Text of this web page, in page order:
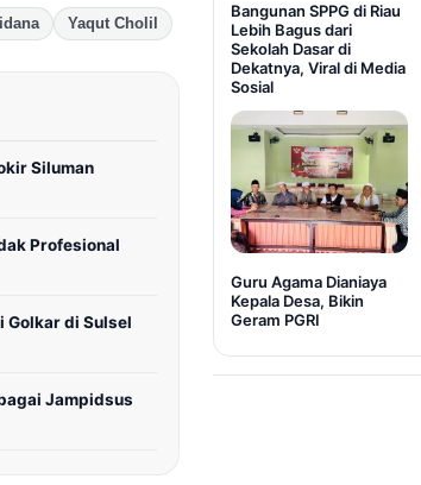
Yaqut Cholil
Siluman
Profesional
Golkar di Sulsel
Jampidsus
Bangunan SPPG di Riau
Lebih Bagus dari
Sekolah Dasar di
Dekatnya, Viral di Media
Sosial
Guru Agama Dianiaya
Kepala Desa, Bikin
Geram PGRI